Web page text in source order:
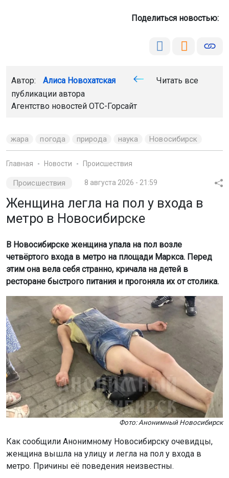
Поделиться новостью:
Автор: Алиса Новохатская
Читать все
публикации автора
Агентство новостей ОТС-Горсайт
жара погода природа наука Новосибирск
Главная Новости Происшествия
Происшествия 8 августа 2026 - 21:59
Женщина легла на пол у входа в
метро в Новосибирске
В Новосибирске женщина упала на пол возле
четвёртого входа в метро на площади Маркса. Перед
этим она вела себя странно, кричала на детей в
ресторане быстрого питания и прогоняла их от столика.
Фото: Анонимный Новосибирск
Как сообщили Анонимному Новосибирску очевидцы,
женщина вышла на улицу и легла на пол у входа в
метро. Причины её поведения неизвестны.